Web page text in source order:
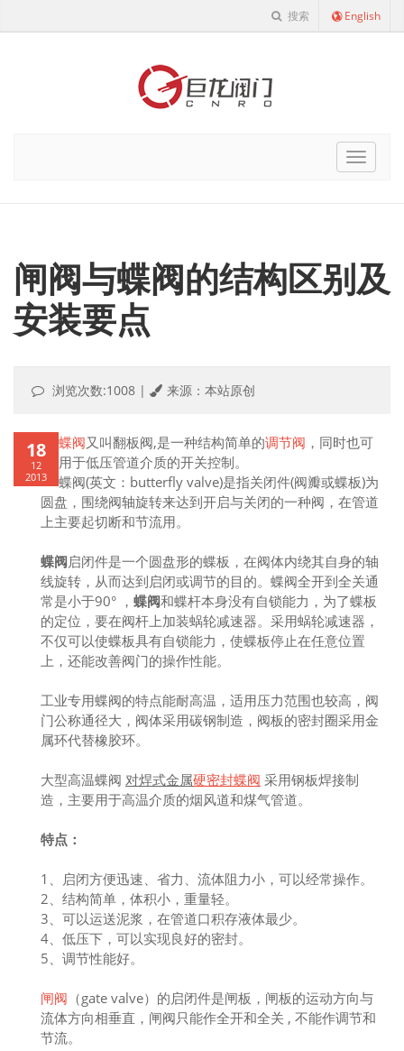
搜索 English
Cnro
闸阀与蝶阀的结构区别及
安装要点
浏览次数:1008 | 来源：本站原创
18
12
2013
蝶阀又叫翻板阀,是一种结构简单的调节阀 ，同时也可
用于低压管道介质的开关控制。
蝶阀(英文：butterfly valve)是指关闭件(阀瓣或蝶板)为
圆盘，围绕阀轴旋转来达到开启与关闭的一种阀，在管道
上主要起切断和节流用。
蝶阀启闭件是一个圆盘形的蝶板，在阀体内绕其自身的轴
线旋转，从而达到启闭或调节的目的。蝶阀全开到全关通
常是小于90° ， 蝶阀和蝶杆本身没有自锁能力，为了蝶板
的定位，要在阀杆上加装蜗轮减速器。采用蜗轮减速器，
不仅可以使蝶板具有自锁能力，使蝶板停止在任意位置
上，还能改善阀门的操作性能。
工业专用蝶阀的特点能耐高温，适用压力范围也较高，阀
门公称通径大，阀体采用碳钢制造，阀板的密封圈采用金
属环代替橡胶环。
大型高温蝶阀 对焊式金属硬密封蝶阀 采用钢板焊接制
造，主要用于高温介质的烟风道和煤气管道。
特点：
1、启闭方便迅速、省力、流体阻力小，可以经常操作。
2、结构简单，体积小，重量轻。
3、可以运送泥浆，在管道口积存液体最少。
4、低压下，可以实现良好的密封。
5、调节性能好。
闸阀 （gate valve）的启闭件是闸板，闸板的运动方向与
流体方向相垂直，闸阀只能作全开和全关 , 不能作调节和
节流。